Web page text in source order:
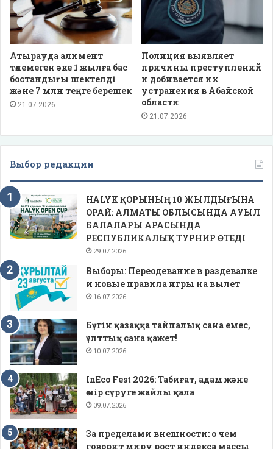
Атырауда алимент
төлемеген әке 1 жылға бас
бостандығы шектелді
және 7 млн теңге берешек
21.07.2026
Полиция выявляет
причины преступлений
и добивается их
устранения в Абайской
области
21.07.2026
Выбор редакции
HALYK ҚОРЫНЫҢ 10 ЖЫЛДЫҒЫНА
ОРАЙ: АЛМАТЫ ОБЛЫСЫНДА АУЫЛ
БАЛАЛАРЫ АРАСЫНДА
РЕСПУБЛИКАЛЫҚ ТУРНИР ӨТЕДІ
29.07.2026
Выборы: Переодевание в раздевалке
и новые правила игры на вылет
16.07.2026
Бүгін қазаққа тайпалық сана емес,
ұлттық сана қажет!
10.07.2026
InEco Fest 2026: Табиғат, адам және
өмір сүруге жайлы қала
09.07.2026
За пределами внешности: о чем
говорит миру рост индекса массы